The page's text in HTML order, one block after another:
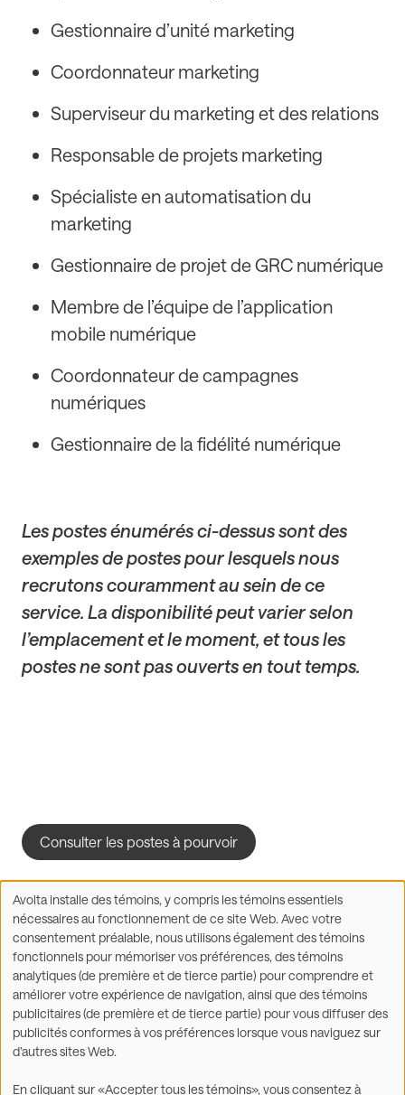
Gestionnaire d’unité marketing
Coordonnateur marketing
Superviseur du marketing et des relations
Responsable de projets marketing
Spécialiste en automatisation du
marketing
Gestionnaire de projet de GRC numérique
Membre de l’équipe de l’application
mobile numérique
Coordonnateur de campagnes
numériques
Gestionnaire de la fidélité numérique
Les postes énumérés ci-dessus sont des
exemples de postes pour lesquels nous
recrutons couramment au sein de ce
service. La disponibilité peut varier selon
l’emplacement et le moment, et tous les
postes ne sont pas ouverts en tout temps.
Consulter les postes à pourvoir
Partager sur : Facebook
X LinkedInWhatsApp
Utilisation
des
données
personnelles
et
des
témoins
Avolta installe des témoins, y compris les témoins essentiels
nécessaires au fonctionnement de ce site Web. Avec votre
consentement préalable, nous utilisons également des témoins
fonctionnels pour mémoriser vos préférences, des témoins
analytiques (de première et de tierce partie) pour comprendre et
améliorer votre expérience de navigation, ainsi que des témoins
publicitaires (de première et de tierce partie) pour vous diffuser des
publicités conformes à vos préférences lorsque vous naviguez sur
d’autres sites Web.
En cliquant sur «Accepter tous les témoins», vous consentez à